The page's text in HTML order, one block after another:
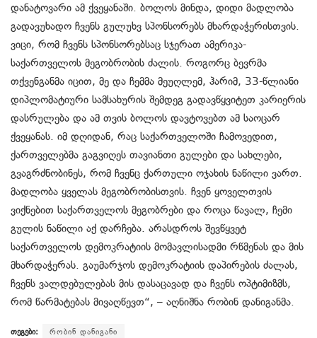
დანატოვარი ამ ქვეყანაში. ბოლოს მინდა, დიდი მადლობა
გადავუხადო ჩვენს გულუხვ სპონსორებს მხარდაჭერისთვის.
ვიცი, რომ ჩვენს სპონსორებსაც სჯერათ ამერიკა-
საქართველოს მეგობრობის ძალის. როგორც ბევრმა
თქვენგანმა იცით, მე და ჩემმა მეუღლემ, ჰარიმ, 33-წლიანი
დიპლომატიური სამსახურის შემდეგ გადავწყვიტეთ კარიერის
დასრულება და ამ თვის ბოლოს დავტოვებთ ამ საოცარ
ქვეყანას. იმ დღიდან, რაც საქართველოში ჩამოვედით,
ქართველებმა გაგვიღეს თავიანთი გულები და სახლები,
გვაგრძნობინეს, რომ ჩვენც ქართული ოჯახის ნაწილი ვართ.
მადლობა ყველას მეგობრობისთვის. ჩვენ ყოველთვის
ვიქნებით საქართველოს მეგობრები და როცა წავალ, ჩემი
გულის ნაწილი აქ დარჩება. არასდროს შევწყვეტ
საქართველოს დემოკრატიის მომავლისადმი რწმენას და მის
მხარდაჭერას. გაუმარჯოს დემოკრატიის დაპირების ძალას,
ჩვენს ვალდებულებას მის დასაცავად და ჩვენს ოპტიმიზმს,
რომ წარმატებას მივაღწევთ“, – აღნიშნა რობინ დანიგანმა.
თეგები: რობინ დანიგანი